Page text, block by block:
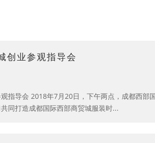
创业参观指导会
指导会 2018年7月20日，下午两点，成都西部
同打造成都国际西部商贸城服装时...